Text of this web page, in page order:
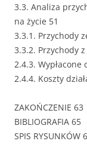
3.3. Analiza
na życie 51
3.3.1. Przychody
3.3.2. Przychody
2.4.3.
2.4.4. Koszty
ZAKOŃCZENIE 63
BIBLIOGRAFIA 65
SPIS RYSUNKÓW